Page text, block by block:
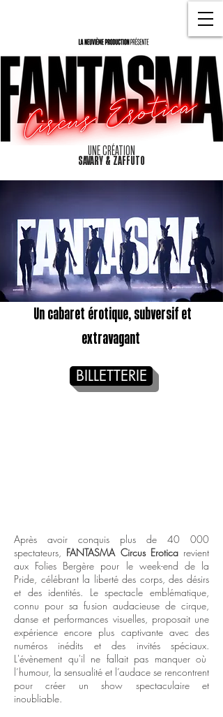
UNE CRÉATION
SAVARY & ZAFFUTO
Un cabaret érotique, subversif et
extravagant
BILLETTERIE
Après avoir conquis plus de 40 000
spectateurs, FANTASMA Circus Eroticarevient
aux Folies Bergère pour le week-end de la
Pride, célébrant la liberté des corps, des désirs
et des identités. Le spectacle emblématique,
connu pour sa fusion audacieuse de cirque,
danse et performances visuelles, proposait une
expérience encore plus captivante avec des
numéros inédits et des invités spéciaux.
L'évènement qu'il ne fallait pas manquer où
l’humour, la sensualité et l’audace se rencontrent
pour créer un show spectaculaire et
inoubliable.